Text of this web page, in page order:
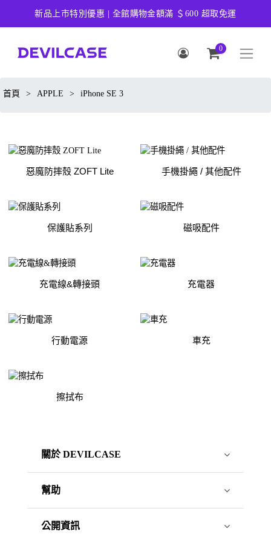
新品上市特別優惠 | 全館購物金額滿 ＄600 超取免運
0
首頁 > APPLE > iPhone SE 3
惡魔防摔殼 ZOFT Lite 手機掛繩 / 其他配件
保護貼系列 磁吸配件
充電線&轉接頭 充電器
行動電源 車充
擦拭布
關於 DEVILCASE
幫助
公開資訊